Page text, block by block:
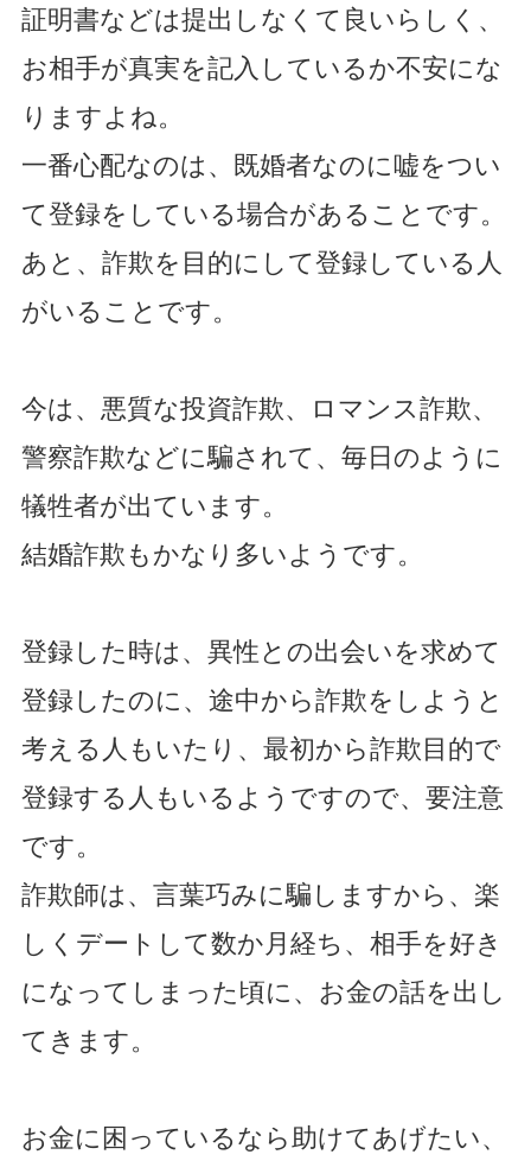
証明書などは提出しなくて良いらしく、
お相手が真実を記入しているか不安にな
りますよね。
一番心配なのは、既婚者なのに嘘をつい
て登録をしている場合があることです。
あと、詐欺を目的にして登録している人
がいることです。
今は、悪質な投資詐欺、ロマンス詐欺、
警察詐欺などに騙されて、毎日のように
犠牲者が出ています。
結婚詐欺もかなり多いようです。
登録した時は、異性との出会いを求めて
登録したのに、途中から詐欺をしようと
考える人もいたり、最初から詐欺目的で
登録する人もいるようですので、要注意
です。
詐欺師は、言葉巧みに騙しますから、楽
しくデートして数か月経ち、相手を好き
になってしまった頃に、お金の話を出し
てきます。
お金に困っているなら助けてあげたい、